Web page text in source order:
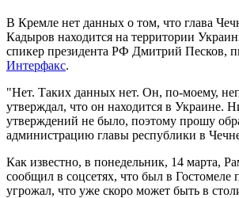
В Кремле нет данных о том, что глава
Кадыров находится на территории
спикер президента РФ Дмитрий Песков,
Интерфакс.
"Нет. Таких данных нет. Он, по-моему,
утверждал, что он находится в Украине.
утверждений не было, поэтому прошу
администрацию главы республики в
Как известно, в понедельник, 14 марта,
сообщил в соцсетях, что был в Гостомеле
угрожал, что уже скоро может быть в